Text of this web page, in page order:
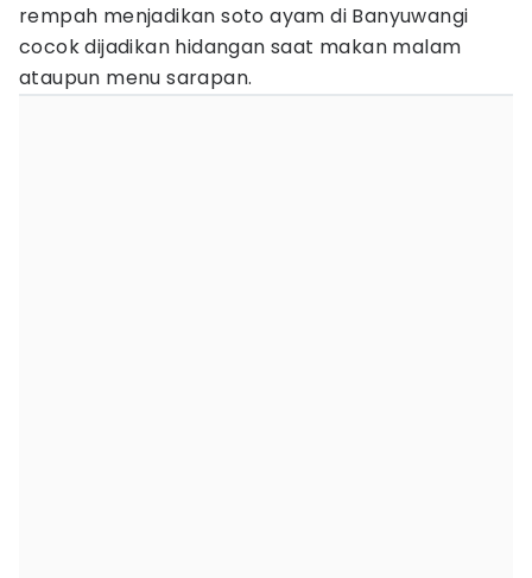
rempah menjadikan soto ayam di Banyuwangi
cocok dijadikan hidangan saat makan malam
ataupun menu sarapan.